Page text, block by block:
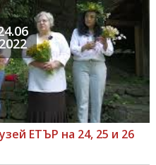
ЕТЪР на 24, 25 и 26